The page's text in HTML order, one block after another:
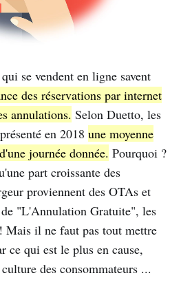
se vendent en ligne savent
des réservations par internet
annulations. Selon Duetto, les
en 2018 une moyenne
journée donnée. Pourquoi ?
part croissante des
proviennent des OTAs et
"L'Annulation Gratuite", les
Mais il ne faut pas tout mettre
ce qui est le plus en cause,
des consommateurs ...